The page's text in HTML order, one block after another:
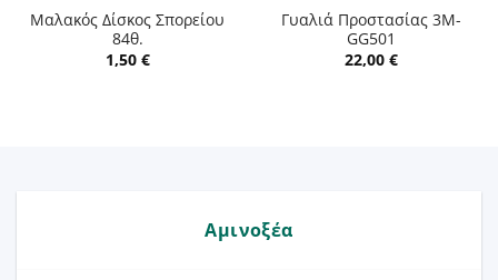
Μαλακός Δίσκος Σπορείου
84θ.
1,50 €
Γυαλιά Προστασίας 3M-
GG501
22,00 €
Αμινοξέα